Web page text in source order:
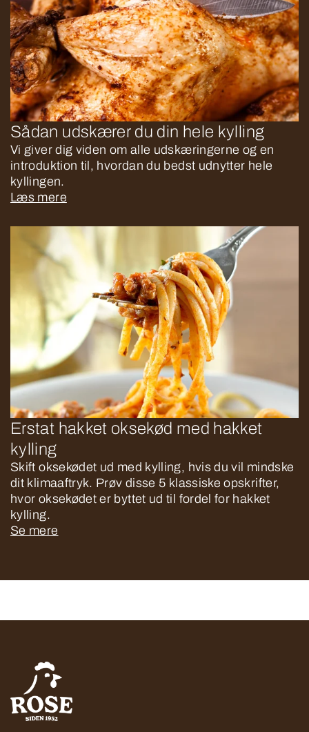
Sådan udskærer du din hele kylling
Vi giver dig viden om alle udskæringerne og en
introduktion til, hvordan du bedst udnytter hele
kyllingen.
Læs mere
Erstat hakket oksekød med hakket
kylling
Skift oksekødet ud med kylling, hvis du vil mindske
dit klimaaftryk. Prøv disse 5 klassiske opskrifter,
hvor oksekødet er byttet ud til fordel for hakket
kylling.
Se mere